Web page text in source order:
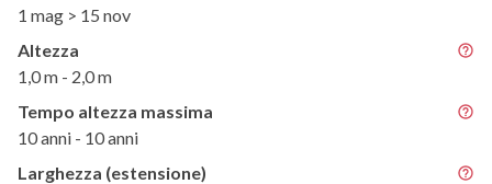
1 mag > 15 nov
Altezza
1,0 m - 2,0 m
Tempo altezza massima
10 anni - 10 anni
Larghezza (estensione)